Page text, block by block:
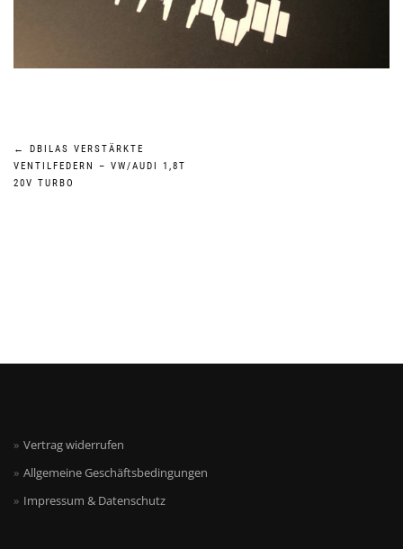
Beitragsnavigation
←
DBILAS VERSTÄRKTE
VENTILFEDERN – VW/AUDI 1,8T
20V TURBO
Vertrag widerrufen
Allgemeine Geschäftsbedingungen
Impressum & Datenschutz